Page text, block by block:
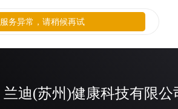
兰迪(苏州)健康科技有限公
服务异常，请稍候再试